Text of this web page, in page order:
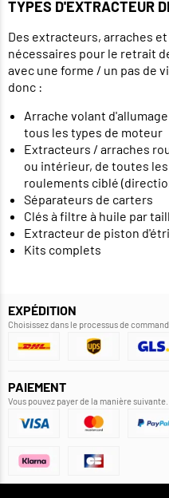
TYPES D'EXTRACTEUR
Des extracteurs, arraches
nécessaires pour le retrait
avec une forme / un pas de
donc :
Arrache volant
tous les types de moteur
Extracteurs / arraches
ou intérieur, de toutes
roulements ciblé
Séparateurs de carters
Clés à filtre à huile par
Extracteur de piston
Kits complets
EXPÉDITION
Choisissez dans le processus de
PAIEMENT
Vous pouvez payer de la manière suivante.